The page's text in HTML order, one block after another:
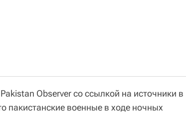
Observer со ссылкой на источники в
пакистанские военные в ходе ночных